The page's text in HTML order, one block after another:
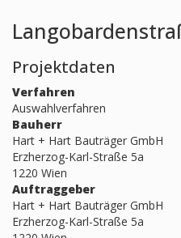
Projektdaten
Verfahren
Auswahlverfahren
Bauherr
Hart + Hart Bauträger GmbH
Erzherzog-Karl-Straße 5a
1220 Wien
Auftraggeber
Hart + Hart Bauträger GmbH
Erzherzog-Karl-Straße 5a